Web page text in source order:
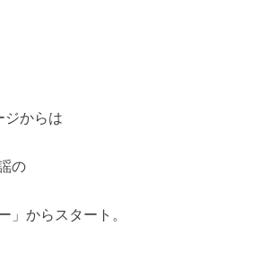
ジからは
の
」からスタート。